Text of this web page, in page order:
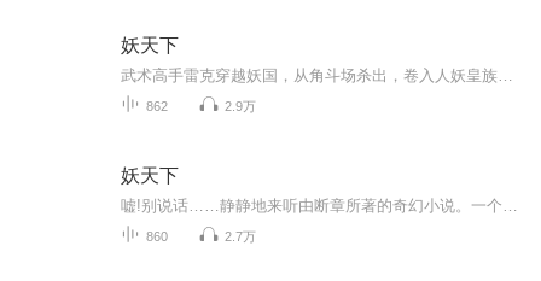
妖天下
862 2.9万
妖天下
860 2.7万